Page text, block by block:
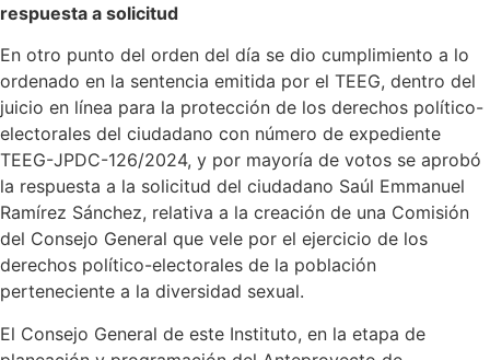
respuesta a solicitud
En otro punto del orden del día se dio cumplimiento a lo
ordenado en la sentencia emitida por el TEEG, dentro del
juicio en línea para la protección de los derechos político-
electorales del ciudadano con número de expediente
TEEG-JPDC-126/2024, y por mayoría de votos se aprobó
la respuesta a la solicitud del ciudadano Saúl Emmanuel
Ramírez Sánchez, relativa a la creación de una Comisión
del Consejo General que vele por el ejercicio de los
derechos político-electorales de la población
perteneciente a la diversidad sexual.
El Consejo General de este Instituto, en la etapa de